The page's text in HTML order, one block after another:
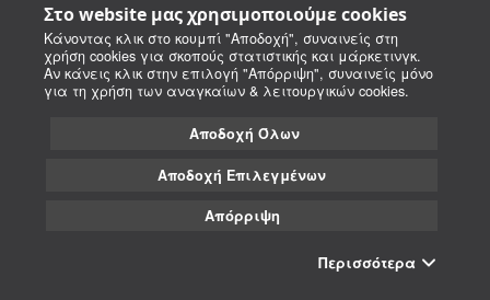
Στο website μας χρησιμοποιούμε cookies
Κάνοντας κλικ στο κουμπί "Αποδοχή", συναινείς στη
χρήση cookies για σκοπούς στατιστικής και μάρκετινγκ.
Αν κάνεις κλικ στην επιλογή "Απόρριψη", συναινείς μόνο
για τη χρήση των αναγκαίων & λειτουργικών cookies.
Αποδοχή Όλων
Αποδοχή Επιλεγμένων
Απόρριψη
Περισσότερα